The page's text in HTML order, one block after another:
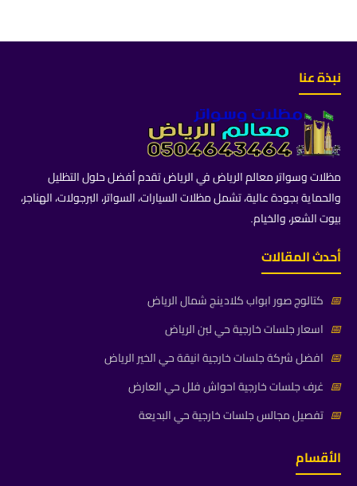
نبذة عنا
مظلات وسواتر معالم الرياض في الرياض تقدم أفضل حلول التظليل
والحماية بجودة عالية، تشمل مظلات السيارات، السواتر، البرجولات، الهناجر،
بيوت الشعر، والخيام.
أحدث المقالات
📅 كتالوج صور ابواب كلادينج شمال الرياض
📅 اسعار جلسات خارجية حي لبن الرياض
📅 افضل شركة جلسات خارجية انيقة حي الخير الرياض
📅 غرف جلسات خارجية احواش فلل حي العارض
📅 تفصيل مجالس جلسات خارجية حي البديعة
الأقسام